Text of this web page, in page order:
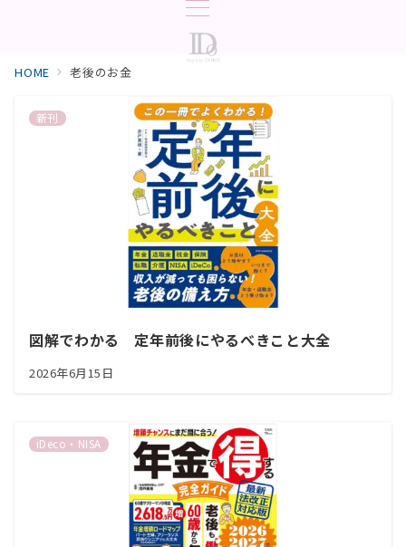
HOME 老後のお金
新刊
図解でわかる 定年前後にやるべきこと大全
2026年6月15日
iDeco・NISA